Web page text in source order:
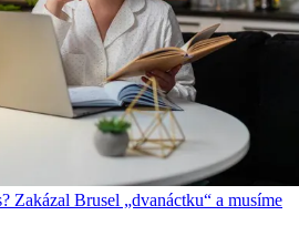
Zakázal Brusel „dvanáctku“ a musíme